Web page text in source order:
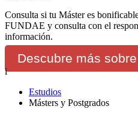
Consulta si tu Máster es
FUNDAE y consulta con el
información.
Descubre más
i
Estudios
Másters y Postgrados